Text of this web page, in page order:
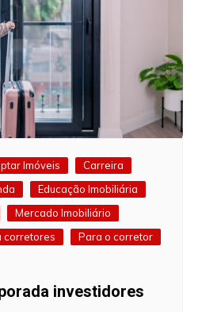
Imóveis
Carreira
Educação Imobiliária
Mercado Imobiliário
corretores
Para o corretor
investidores